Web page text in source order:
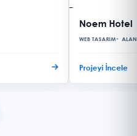
Noem Hotel
WEB TASARIM
Projeyi İncele